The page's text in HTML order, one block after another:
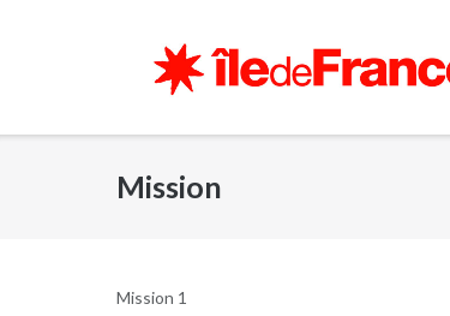
Mission
Mission 1